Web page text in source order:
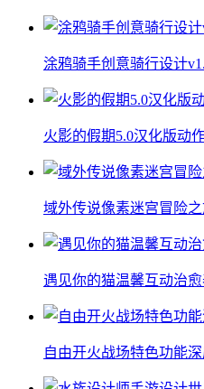
涂鸦骑手创意骑行设计
火影的假期5.0汉化版动
域外传说像素迷宫冒险
遇见你的猫温馨互动治
自由开火战场特色功能